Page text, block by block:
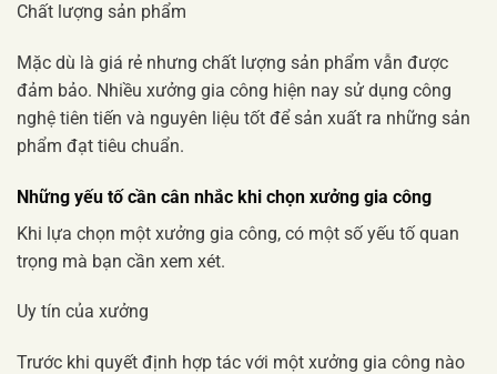
Chất lượng sản phẩm
Mặc dù là giá rẻ nhưng chất lượng sản phẩm vẫn được
đảm bảo. Nhiều xưởng gia công hiện nay sử dụng công
nghệ tiên tiến và nguyên liệu tốt để sản xuất ra những sản
phẩm đạt tiêu chuẩn.
Những yếu tố cần cân nhắc khi chọn xưởng gia công
Khi lựa chọn một xưởng gia công, có một số yếu tố quan
trọng mà bạn cần xem xét.
Uy tín của xưởng
Trước khi quyết định hợp tác với một xưởng gia công nào